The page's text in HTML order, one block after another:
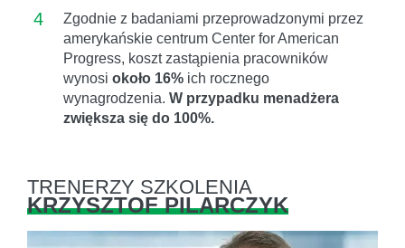
4
Zgodnie z badaniami przeprowadzonymi przez
amerykańskie centrum Center for American
Progress, koszt zastąpienia pracowników
wynosi około 16% ich rocznego
wynagrodzenia. W przypadku menadżera
zwiększa się do 100%.
TRENERZY SZKOLENIA
KRZYSZTOF PILARCZYK